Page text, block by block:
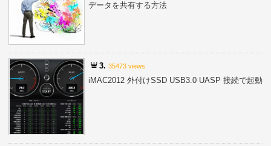
データを共有する方法
3.35473 views
iMAC2012 外付けSSD USB3.0 UASP 接続で起動